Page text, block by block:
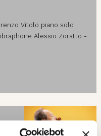
Vitolo piano solo
Alessio Zoratto -